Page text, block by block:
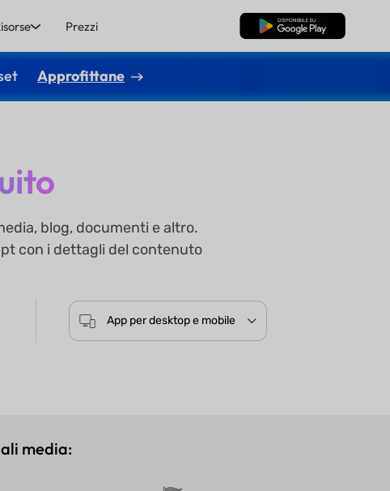
Prezzi Download Gratis
Approfittane
blog, documenti e altro.
con i dettagli del contenuto
App per desktop e mobile
media: